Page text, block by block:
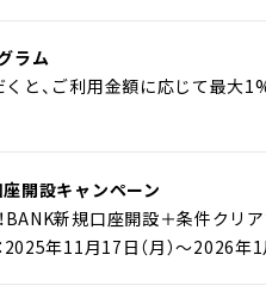
ラム
と、ご利用金額に応じて最大
開設キャンペーン
BANK新規口座開設＋条件クリ
年11月17日（月）～2026年1